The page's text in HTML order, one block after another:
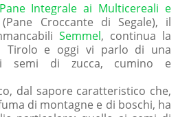
Pane Integrale ai Multicereali e
(Pane Croccante di Segale), il
Semmel, continua la
Tirolo e oggi vi parlo di una
semi di zucca, cumino e
dal sapore caratteristico che,
di montagne e di boschi, ha